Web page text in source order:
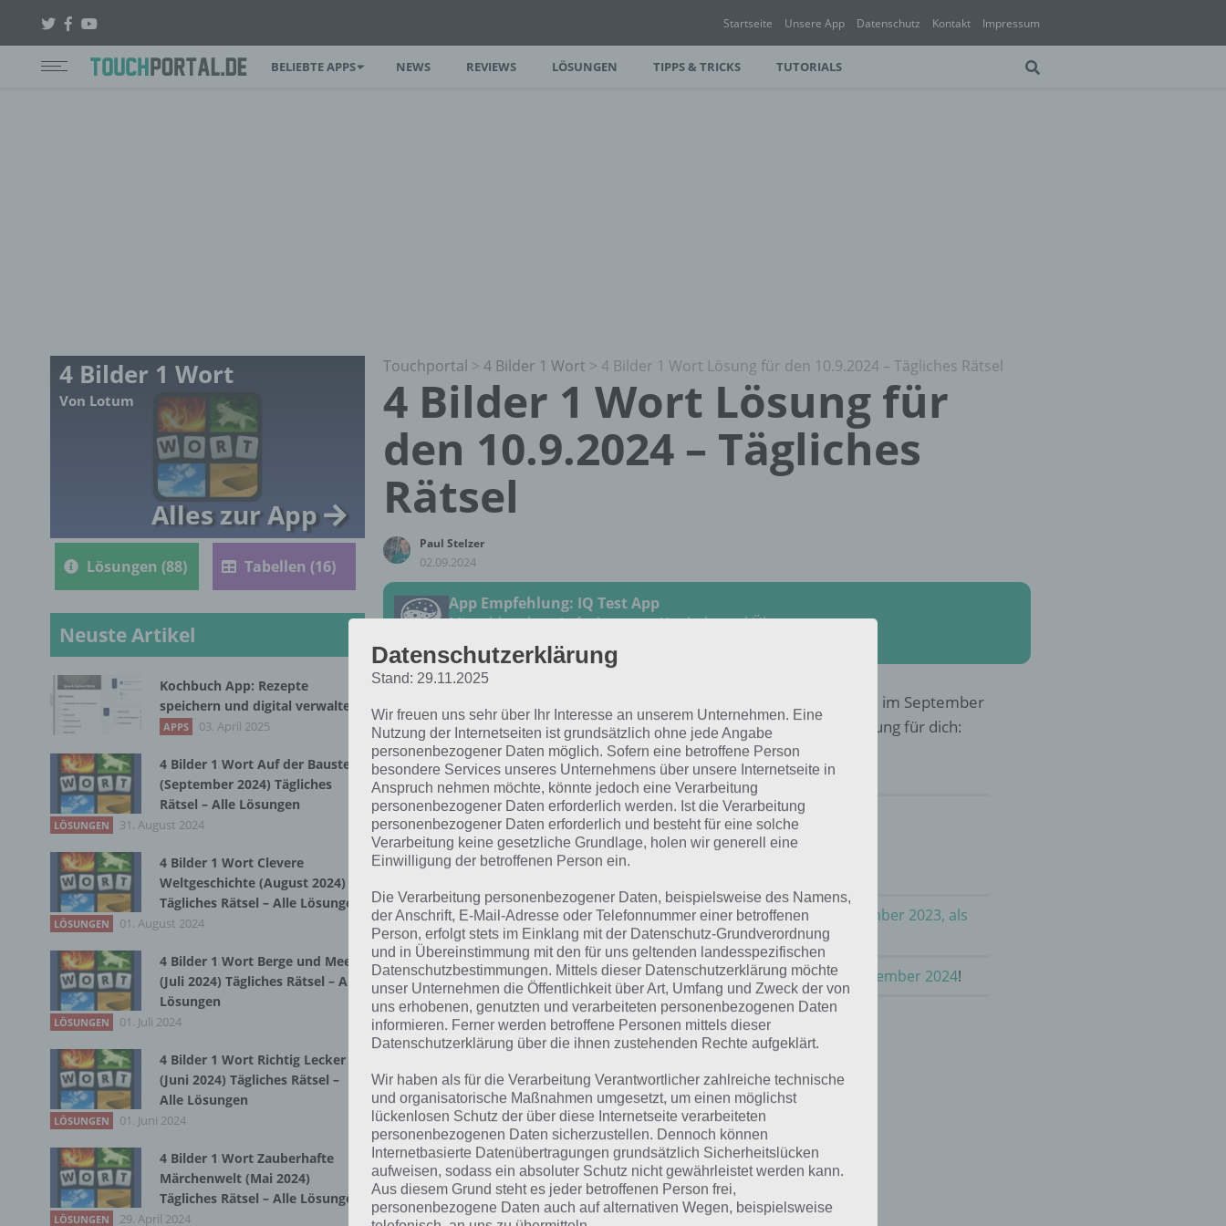
Startseite Unsere App Datenschutz Kontakt Impressum
BELIEBTE APPS NEWS REVIEWS LÖSUNGEN TIPPS & TRICKS TUTORIALS
Touchportal > 4 Bilder 1 Wort > 4 Bilder 1 Wort Lösung für den 10.9.2024 – Tägliches Rätsel
4 Bilder 1 Wort Lösung für
den 10.9.2024 – Tägliches
Rätsel
Paul Stelzer
02.09.2024
App Empfehlung: IQ Test App
Mit zahlreichen Aufgaben zum Knobeln und Üben
JETZT KOSTENLOS HERUNTERLADEN
Die Lösung für das tägliche Rätsel vom 10.9.2024 zu Auf der Baustelle im September
2024 in 4 Bilder 1 Wort. Wenn du dort aktuell feststeckst, hier die Lösung für dich:
BAND
Du suchst eine andere Lösung?
Rätsel aus dem Jahr 2023: Schau mal, was vor einem Jahr, im September 2023, als
Lösung gesucht war
Zur Übersicht:4 Bilder 1 Wort Lösungen zu Auf der Baustelle im September 2024!
4 Bilder 1 Wort
Von Lotum
Alles zur App
Lösungen (88) Tabellen (16)
Neuste Artikel
Kochbuch App: Rezepte
speichern und digital verwalten
APPS 03. April 2025
4 Bilder 1 Wort Auf der Baustelle
(September 2024) Tägliches
Rätsel – Alle Lösungen
LÖSUNGEN 31. August 2024
4 Bilder 1 Wort Clevere
Weltgeschichte (August 2024)
Tägliches Rätsel – Alle Lösungen
LÖSUNGEN 01. August 2024
4 Bilder 1 Wort Berge und Meer
(Juli 2024) Tägliches Rätsel – Alle
Lösungen
LÖSUNGEN 01. Juli 2024
4 Bilder 1 Wort Richtig Lecker
(Juni 2024) Tägliches Rätsel –
Alle Lösungen
LÖSUNGEN 01. Juni 2024
4 Bilder 1 Wort Zauberhafte
Märchenwelt (Mai 2024)
Tägliches Rätsel – Alle Lösungen
LÖSUNGEN 29. April 2024
Datenschutzerklärung
Stand: 29.11.2025
Wir freuen uns sehr über Ihr Interesse an unserem Unternehmen. Eine
Nutzung der Internetseiten ist grundsätzlich ohne jede Angabe
personenbezogener Daten möglich. Sofern eine betroffene Person
besondere Services unseres Unternehmens über unsere Internetseite in
Anspruch nehmen möchte, könnte jedoch eine Verarbeitung
personenbezogener Daten erforderlich werden. Ist die Verarbeitung
personenbezogener Daten erforderlich und besteht für eine solche
Verarbeitung keine gesetzliche Grundlage, holen wir generell eine
Einwilligung der betroffenen Person ein.
Die Verarbeitung personenbezogener Daten, beispielsweise des Namens,
der Anschrift, E-Mail-Adresse oder Telefonnummer einer betroffenen
Person, erfolgt stets im Einklang mit der Datenschutz-Grundverordnung
und in Übereinstimmung mit den für uns geltenden landesspezifischen
Datenschutzbestimmungen. Mittels dieser Datenschutzerklärung möchte
unser Unternehmen die Öffentlichkeit über Art, Umfang und Zweck der von
uns erhobenen, genutzten und verarbeiteten personenbezogenen Daten
informieren. Ferner werden betroffene Personen mittels dieser
Datenschutzerklärung über die ihnen zustehenden Rechte aufgeklärt.
Wir haben als für die Verarbeitung Verantwortlicher zahlreiche technische
und organisatorische Maßnahmen umgesetzt, um einen möglichst
lückenlosen Schutz der über diese Internetseite verarbeiteten
personenbezogenen Daten sicherzustellen. Dennoch können
Internetbasierte Datenübertragungen grundsätzlich Sicherheitslücken
aufweisen, sodass ein absoluter Schutz nicht gewährleistet werden kann.
Aus diesem Grund steht es jeder betroffenen Person frei,
personenbezogene Daten auch auf alternativen Wegen, beispielsweise